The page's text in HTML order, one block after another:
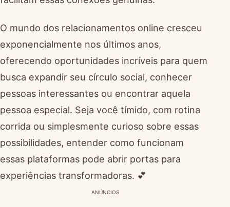
O mundo dos relacionamentos online cresceu
exponencialmente nos últimos anos,
oferecendo oportunidades incríveis para quem
busca expandir seu círculo social, conhecer
pessoas interessantes ou encontrar aquela
pessoa especial. Seja você tímido, com rotina
corrida ou simplesmente curioso sobre essas
possibilidades, entender como funcionam
essas plataformas pode abrir portas para
experiências transformadoras. 💕
ANÚNCIOS